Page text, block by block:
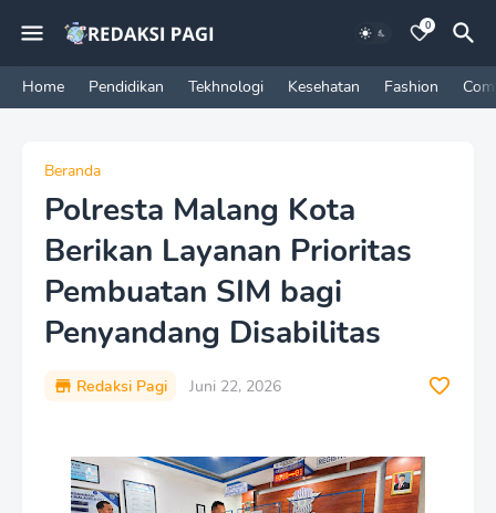
0
Home Pendidikan Tekhnologi Kesehatan Fashion
Beranda
Polresta Malang Kota
Berikan Layanan Prioritas
Pembuatan SIM bagi
Penyandang Disabilitas
Redaksi Pagi Juni 22, 2026